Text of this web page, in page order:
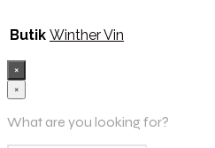
Butik Winther Vin
×
×
What are you looking for?